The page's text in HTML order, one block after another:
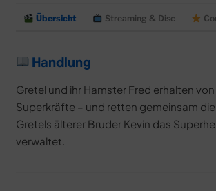
Übersicht Streaming & Disc
Handlung
Gretel und ihr Hamster Fred erhalten
Superkräfte – und retten gemeinsam
Gretels älterer Bruder Kevin das
verwaltet.